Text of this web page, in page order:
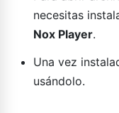
necesitas
Nox Player.
Una vez
usándolo.